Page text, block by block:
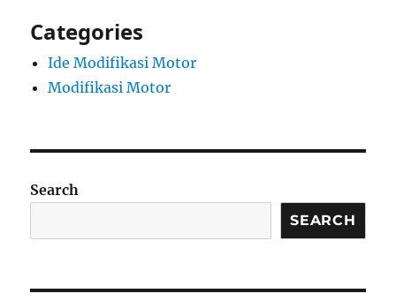
Categories
Ide Modifikasi Motor
Modifikasi Motor
Search
SEARCH